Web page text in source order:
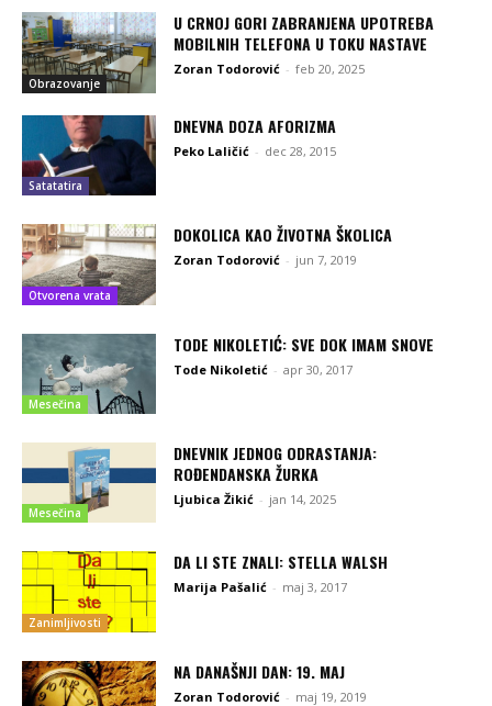
Obrazovanje
U CRNOJ GORI ZABRANJENA UPOTREBA
MOBILNIH TELEFONA U TOKU NASTAVE
Zoran Todorović - feb 20, 2025
Satatatira
DNEVNA DOZA AFORIZMA
Peko Laličić - dec 28, 2015
Otvorena vrata
DOKOLICA KAO ŽIVOTNA ŠKOLICA
Zoran Todorović - jun 7, 2019
Mesečina
TODE NIKOLETIĆ: SVE DOK IMAM SNOVE
Tode Nikoletić - apr 30, 2017
Mesečina
DNEVNIK JEDNOG ODRASTANJA:
ROĐENDANSKA ŽURKA
Ljubica Žikić - jan 14, 2025
Zanimljivosti
DA LI STE ZNALI: STELLA WALSH
Marija Pašalić - maj 3, 2017
NA DANAŠNJI DAN: 19. MAJ
Zoran Todorović - maj 19, 2019